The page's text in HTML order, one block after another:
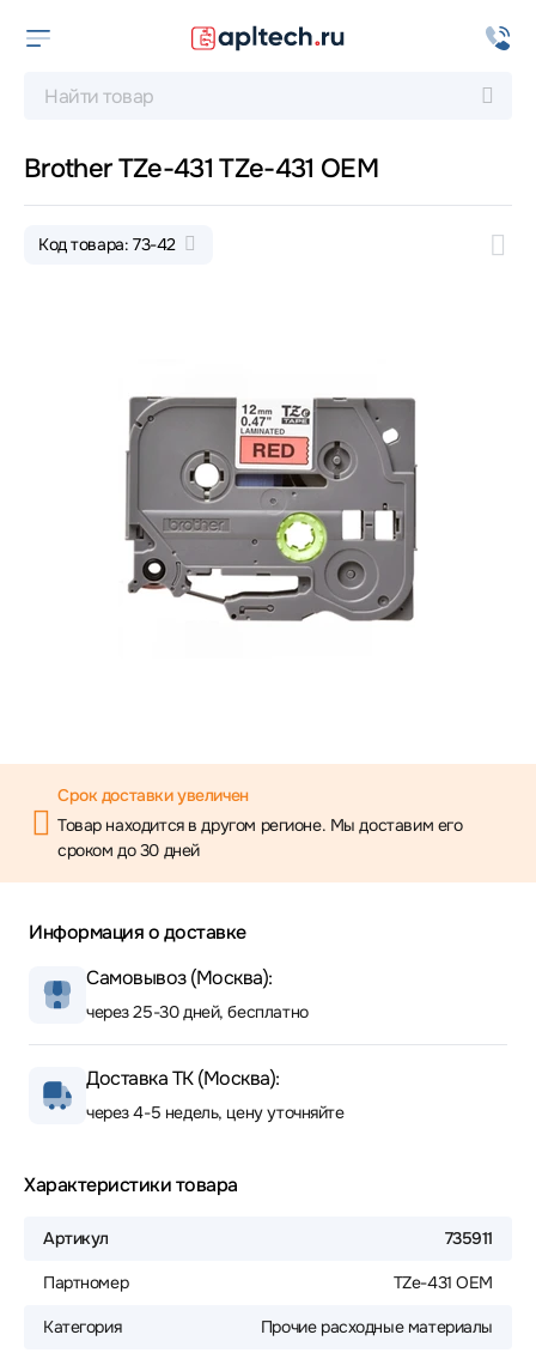
Brother TZe-431 TZe-431 ОЕМ
Код товара: 73-42
Срок доставки увеличен
Товар находится в другом регионе. Мы доставим его
сроком до 30 дней
Информация о доставке
Самовывоз (Москва):
через 25-30 дней, бесплатно
Доставка ТК (Москва):
через 4-5 недель, цену уточняйте
Характеристики товара
Артикул 735911
Партномер TZe-431 ОЕМ
Категория Прочие расходные материалы